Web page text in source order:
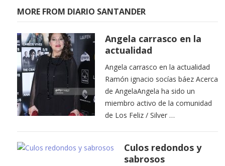
MORE FROM DIARIO SANTANDER
Angela carrasco en la
actualidad
Angela carrasco en la actualidad
Ramón ignacio socías báez Acerca
de AngelaAngela ha sido un
miembro activo de la comunidad
de Los Feliz / Silver …
Culos redondos y
sabrosos